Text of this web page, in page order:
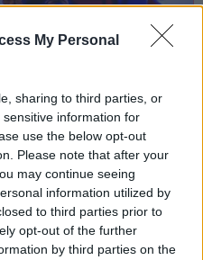
My Personal
sharing to third parties, or
information for
use the below opt-out
Please note that after your
may continue seeing
information utilized by
to third parties prior to
opt-out of the further
by third parties on the